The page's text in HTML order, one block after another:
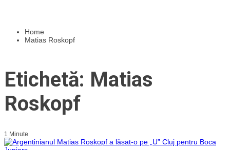
Home
Matias Roskopf
Etichetă: Matias
Roskopf
1 Minute